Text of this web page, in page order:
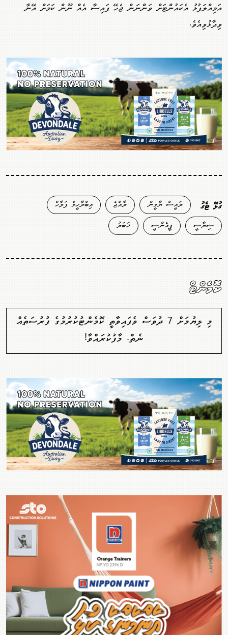
އަމިއްލަފުޅު އެކައުންޓަށް ވަންނަން ޖެހޭ ފައިސާ އެއް ނޫން ކަމަށް އޭނާ
ވިދާޅުވިއެވެ.
ގުޅޭ ޓެގު ރައީސް ޔާމީން ރާއްޖެ
އިބްރާހީމް ފަލާހް
ސިޔާސީ
ޕީއެންސީ ޚަބަރު
ކޮމެންޓް
މި ލިޔުމަށް 7 ދުވަސް ވެފައިވާތީ ކޮމެންޓުކުރުމުގެ ފުރުސަތެއް
ނެތް. މާފުކުރައްވާ!